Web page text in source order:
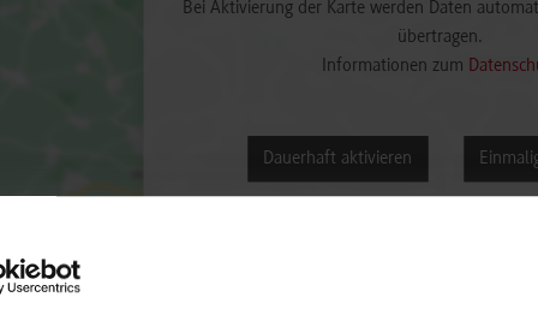
Bei Aktivierung der Karte werden Daten
übertragen.
Informationen zum
Dauerhaft aktivieren